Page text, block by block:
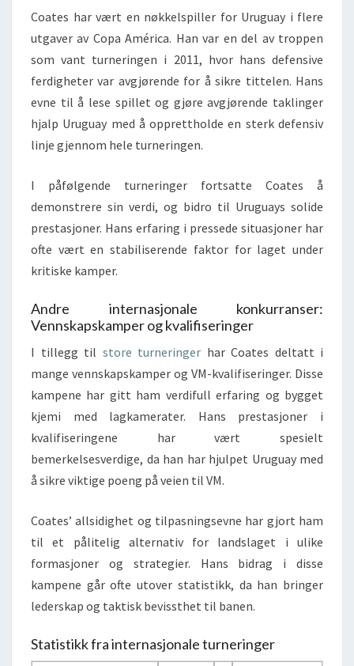
Coates har vært en nøkkelspiller for Uruguay i flere
utgaver av Copa América. Han var en del av troppen
som vant turneringen i 2011, hvor hans defensive
ferdigheter var avgjørende for å sikre tittelen. Hans
evne til å lese spillet og gjøre avgjørende taklinger
hjalp Uruguay med å opprettholde en sterk defensiv
linje gjennom hele turneringen.
I påfølgende turneringer fortsatte Coates å
demonstrere sin verdi, og bidro til Uruguays solide
prestasjoner. Hans erfaring i pressede situasjoner har
ofte vært en stabiliserende faktor for laget under
kritiske kamper.
Andre internasjonale konkurranser:
Vennskapskamper og kvalifiseringer
I tillegg til store turneringer har Coates deltatt i
mange vennskapskamper og VM-kvalifiseringer. Disse
kampene har gitt ham verdifull erfaring og bygget
kjemi med lagkamerater. Hans prestasjoner i
kvalifiseringene har vært spesielt
bemerkelsesverdige, da han har hjulpet Uruguay med
å sikre viktige poeng på veien til VM.
Coates’ allsidighet og tilpasningsevne har gjort ham
til et pålitelig alternativ for landslaget i ulike
formasjoner og strategier. Hans bidrag i disse
kampene går ofte utover statistikk, da han bringer
lederskap og taktisk bevissthet til banen.
Statistikk fra internasjonale turneringer